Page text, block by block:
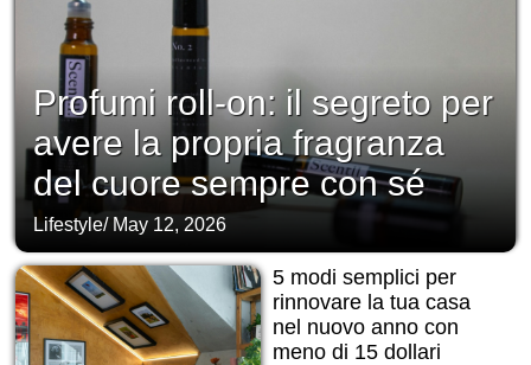
Profumi roll-on: il segreto per
avere la propria fragranza
del cuore sempre con sé
Lifestyle/ May 12, 2026
5 modi semplici per
rinnovare la tua casa
nel nuovo anno con
meno di 15 dollari